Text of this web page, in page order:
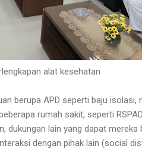
alat kesehatan
berupa APD seperti baju isolasi,
rumah sakit, seperti
dukungan lain yang dapat
dengan pihak lain (social